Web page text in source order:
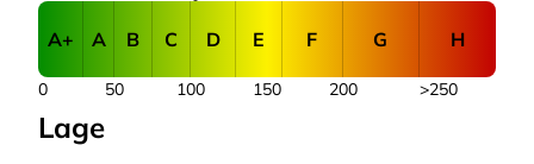
A+ A B C D E F G H
50 100 150 200
0 >250
Lage